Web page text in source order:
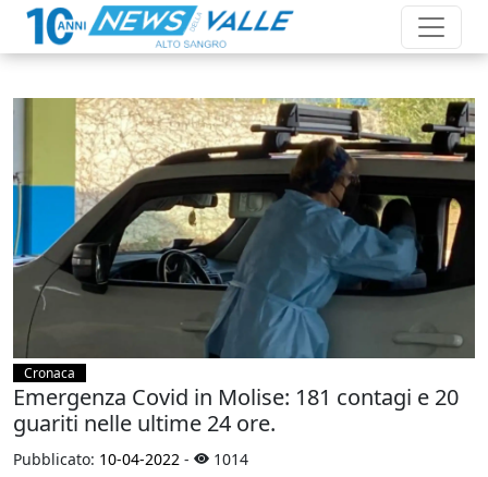
Cronaca
Emergenza Covid in Molise: 181 contagi e 20
guariti nelle ultime 24 ore.
Pubblicato: 10-04-2022 - 1014